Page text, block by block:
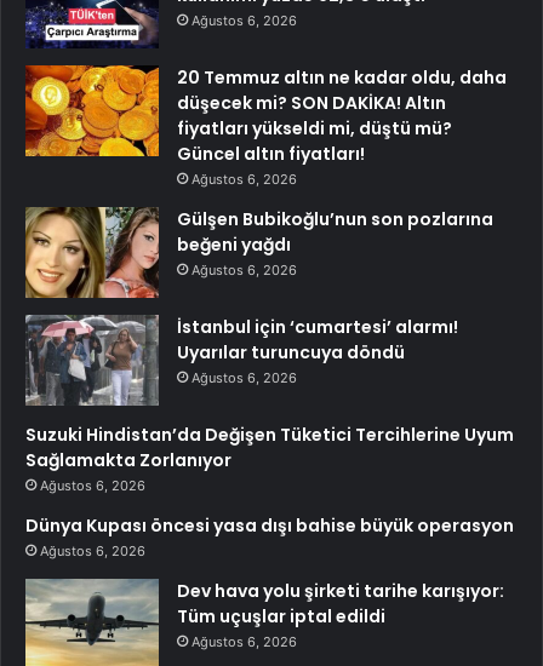
Ağustos 6, 2026
20 Temmuz altın ne kadar oldu, daha
düşecek mi? SON DAKİKA! Altın
fiyatları yükseldi mi, düştü mü?
Güncel altın fiyatları!
Ağustos 6, 2026
Gülşen Bubikoğlu’nun son pozlarına
beğeni yağdı
Ağustos 6, 2026
İstanbul için ‘cumartesi’ alarmı!
Uyarılar turuncuya döndü
Ağustos 6, 2026
Suzuki Hindistan’da Değişen Tüketici Tercihlerine Uyum
Sağlamakta Zorlanıyor
Ağustos 6, 2026
Dünya Kupası öncesi yasa dışı bahise büyük operasyon
Ağustos 6, 2026
Dev hava yolu şirketi tarihe karışıyor:
Tüm uçuşlar iptal edildi
Ağustos 6, 2026